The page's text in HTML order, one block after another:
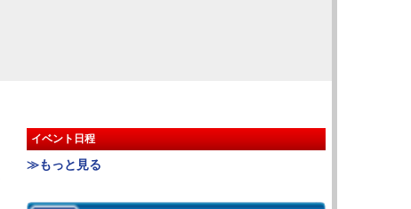
イベント日程
≫もっと見る